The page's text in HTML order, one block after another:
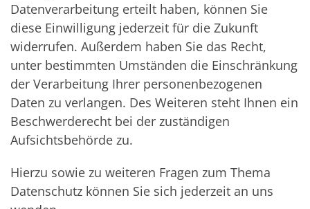
Datenverarbeitung erteilt haben, können Sie
diese Einwilligung jederzeit für die Zukunft
widerrufen. Außerdem haben Sie das Recht,
unter bestimmten Umständen die Einschränkung
der Verarbeitung Ihrer personenbezogenen
Daten zu verlangen. Des Weiteren steht Ihnen ein
Beschwerderecht bei der zuständigen
Aufsichtsbehörde zu.
Hierzu sowie zu weiteren Fragen zum Thema
Datenschutz können Sie sich jederzeit an uns